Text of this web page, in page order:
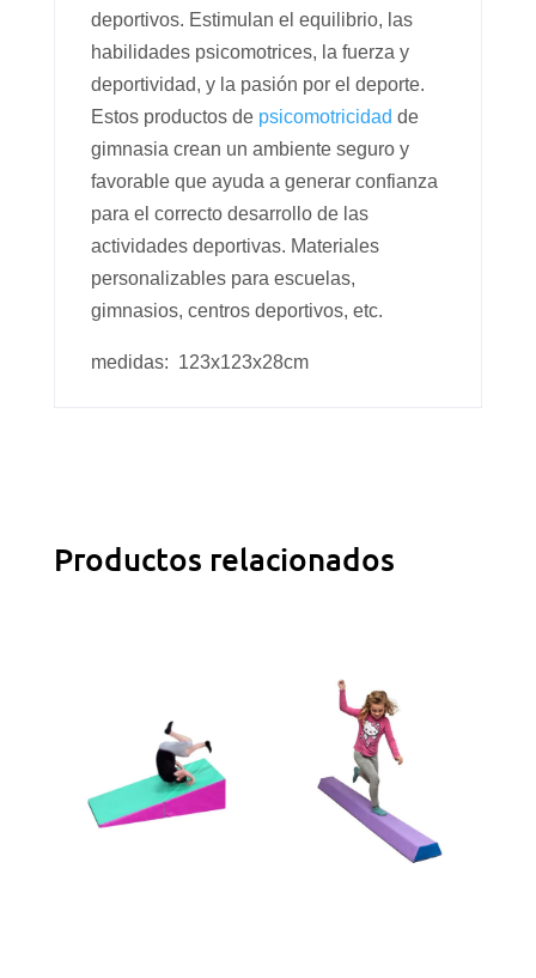
deportivos. Estimulan el equilibrio, las
habilidades psicomotrices, la fuerza y
deportividad, y la pasión por el deporte.
Estos productos de psicomotricidad de
gimnasia crean un ambiente seguro y
favorable que ayuda a generar confianza
para el correcto desarrollo de las
actividades deportivas. Materiales
personalizables para escuelas,
gimnasios, centros deportivos, etc.
medidas: 123x123x28cm
Productos relacionados